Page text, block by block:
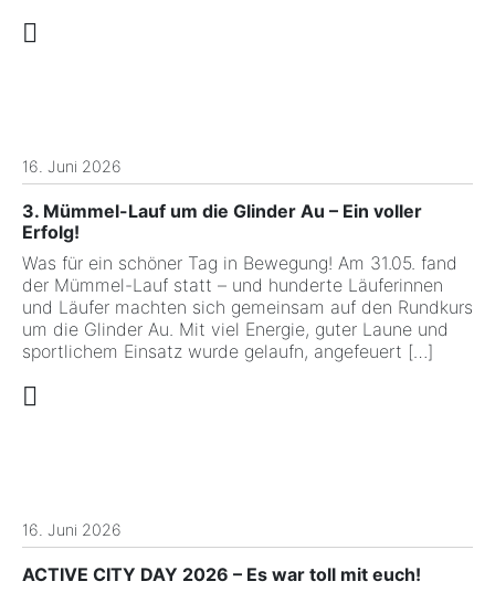
16. Juni 2026
3. Mümmel-Lauf um die Glinder Au – Ein voller
Erfolg!
Was für ein schöner Tag in Bewegung! Am 31.05. fand
der Mümmel-Lauf statt – und hunderte Läuferinnen
und Läufer machten sich gemeinsam auf den Rundkurs
um die Glinder Au. Mit viel Energie, guter Laune und
sportlichem Einsatz wurde gelaufn, angefeuert […]
16. Juni 2026
ACTIVE CITY DAY 2026 – Es war toll mit euch!